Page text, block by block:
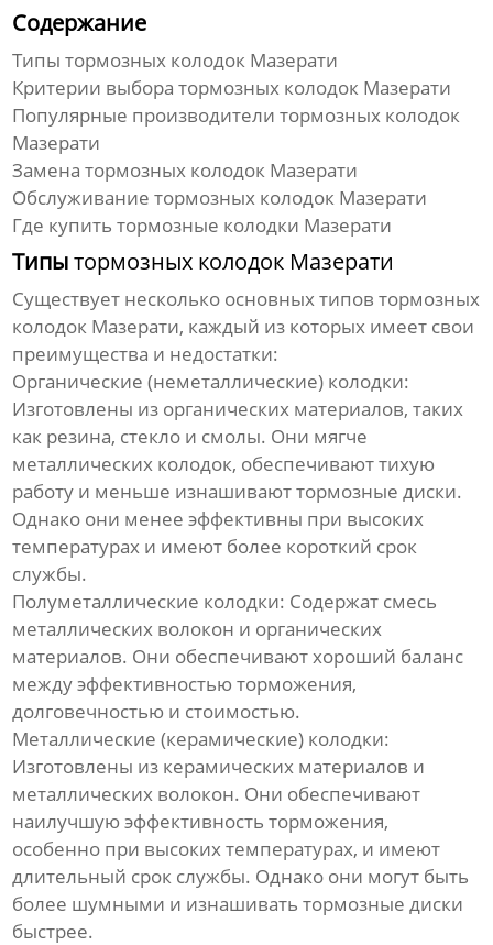
Содержание
Типытормозных колодок Мазерати
Критерии выборатормозных колодок Мазерати
Популярные производителитормозных колодок
Мазерати
Заменатормозных колодок Мазерати
Обслуживаниетормозных колодок Мазерати
Где купитьтормозные колодки Мазерати
Типытормозных колодок Мазерати
Существует несколько основных типовтормозных
колодок Мазерати, каждый из которых имеет свои
преимущества и недостатки:
Органические (неметаллические) колодки:
Изготовлены из органических материалов, таких
как резина, стекло и смолы. Они мягче
металлических колодок, обеспечивают тихую
работу и меньше изнашивают тормозные диски.
Однако они менее эффективны при высоких
температурах и имеют более короткий срок
службы.
Полуметаллические колодки: Содержат смесь
металлических волокон и органических
материалов. Они обеспечивают хороший баланс
между эффективностью торможения,
долговечностью и стоимостью.
Металлические (керамические) колодки:
Изготовлены из керамических материалов и
металлических волокон. Они обеспечивают
наилучшую эффективность торможения,
особенно при высоких температурах, и имеют
длительный срок службы. Однако они могут быть
более шумными и изнашивать тормозные диски
быстрее.